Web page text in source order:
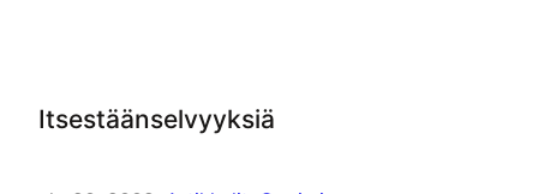
Itsestäänselvyyksiä